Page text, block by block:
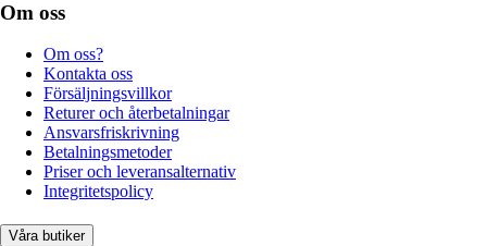
Om oss
Om oss?
Kontakta oss
Försäljningsvillkor
Returer och återbetalningar
Ansvarsfriskrivning
Betalningsmetoder
Priser och leveransalternativ
Integritetspolicy
Våra butiker